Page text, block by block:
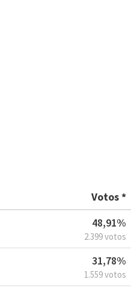
Votos *
48,91%
2.399 votos
31,78%
1.559 votos